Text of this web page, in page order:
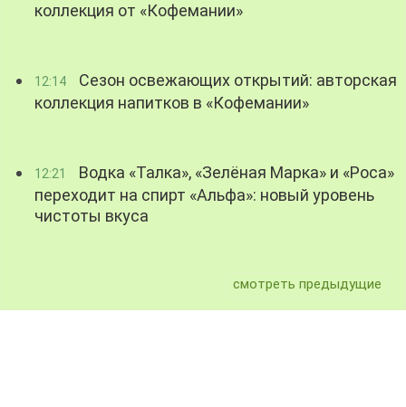
коллекция от «Кофемании»
12:14
Сезон освежающих открытий: авторская
коллекция напитков в «Кофемании»
12:21
Водка «Талка», «Зелёная Марка» и «Роса»
переходит на спирт «Альфа»: новый уровень
чистоты вкуса
смотреть предыдущие